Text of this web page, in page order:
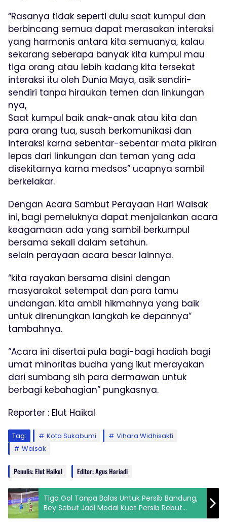
“Rasanya tidak seperti dulu saat kumpul dan
berbincang semua dapat merasakan interaksi
yang harmonis antara kita semuanya, kalau
sekarang seberapa banyak kita kumpul mau
tiga orang atau lebih kadang kita tersekat
interaksi itu oleh Dunia Maya, asik sendiri-
sendiri tanpa hiraukan temen dan linkungan
nya,
Saat kumpul baik anak-anak atau kita dan
para orang tua, susah berkomunikasi dan
interaksi karna sebentar-sebentar mata pikiran
lepas dari linkungan dan teman yang ada
disekitarnya karna medsos” ucapnya sambil
berkelakar.
Dengan Acara Sambut Perayaan Hari Waisak
ini, bagi pemeluknya dapat menjalankan acara
keagamaan ada yang sambil berkumpul
bersama sekali dalam setahun.
selain perayaan acara besar lainnya.
“kita rayakan bersama disini dengan
masyarakat setempat dan para tamu
undangan. kita ambil hikmahnya yang baik
untuk direnungkan langkah ke depannya”
tambahnya.
“Acara ini disertai pula bagi-bagi hadiah bagi
umat minoritas budha yang ikut merayakan
dari sumbang sih para dermawan untuk
berbagi kebahagian” pungkasnya.
Reporter : Elut Haikal
Tag: Kota Sukabumi
Vihara Widhisakti
Waisak
Penulis: Elut Haikal Editor: Agus Hariadi
Tiga Gol Tanpa Balas Untuk Persib Bandung,
Bey Sebut Jadi Modal Kuat Persib Rebut
Juara